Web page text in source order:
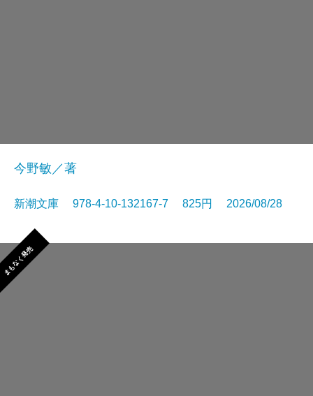
今野敏／著
新潮文庫 978-4-10-132167-7 825円 2026/08/28
まもなく発売